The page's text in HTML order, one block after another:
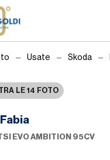
Usate Skoda
LE 14 FOTO
EVO AMBITION 95CV